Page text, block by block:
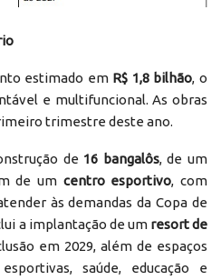
estimado em R$ 1,8 bilhão, o
e multifuncional. As obras
trimestre deste ano.
de 16 bangalôs, de um
de um centro esportivo, com
às demandas da Copa de
a implantação de um resort de
em 2029, além de espaços
saúde, educação e